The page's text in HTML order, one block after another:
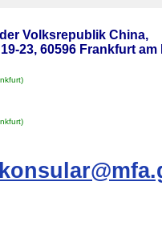
Volksrepublik China,
23, 60596 Frankfurt am